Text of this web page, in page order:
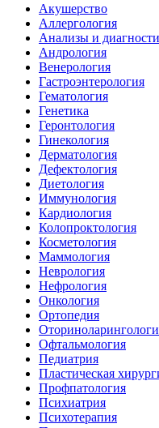
Акушерство
Аллергология
Анализы и
Андрология
Венерология
Гастроэнтерология
Гематология
Генетика
Геронтология
Гинекология
Дерматология
Дефектология
Диетология
Иммунология
Кардиология
Колопроктология
Косметология
Маммология
Неврология
Нефрология
Онкология
Ортопедия
Офтальмология
Педиатрия
Пластическая
Профпатология
Психиатрия
Психотерапия